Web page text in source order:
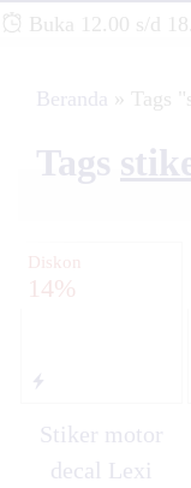
Buka 12.00 s/d
Beranda » Tags
Tags
Diskon
14%
Stiker motor
decal Lexi